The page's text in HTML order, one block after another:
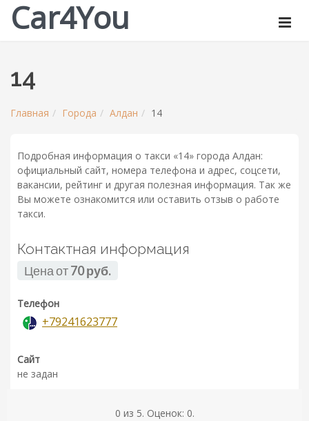
Car4You
14
Главная Города Алдан 14
Подробная информация о такси «14» города Алдан:
официальный сайт, номера телефона и адрес, соцсети,
вакансии, рейтинг и другая полезная информация. Так же
Вы можете ознакомится или оставить отзыв о работе
такси.
Контактная информация
Цена от70 руб.
Телефон
+79241623777
Сайт
не задан
0 из 5. Оценок: 0.